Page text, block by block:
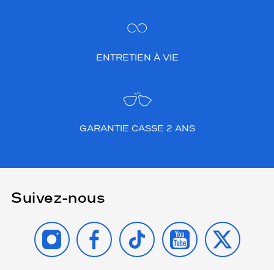
ENTRETIEN À VIE
GARANTIE CASSE 2 ANS
Suivez-nous
INSTAGRAMFACEBOOK
TIKTOK YOUTUBE
X